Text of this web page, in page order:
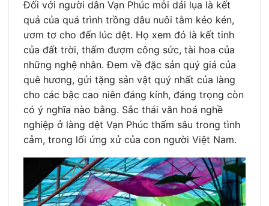
Đối với người dân Vạn Phúc mỗi dải lụa là kết
quả của quá trình trồng dâu nuôi tằm kéo kén,
ươm tơ cho đến lúc dệt. Họ xem đó là kết tinh
của đất trời, thấm đượm công sức, tài hoa của
những nghệ nhân. Đem về đặc sản quý giá của
quê hương, gửi tặng sản vật quý nhất của làng
cho các bậc cao niên đáng kính, đáng trọng còn
có ý nghĩa nào bằng. Sắc thái văn hoá nghề
nghiệp ở làng dệt Vạn Phúc thấm sâu trong tình
cảm, trong lối ứng xử của con người Việt Nam.